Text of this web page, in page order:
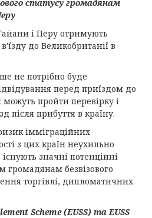
статусу громадянам
і Перу отримують
до Великобританії в
не потрібно буде
перед приїздом до
можуть пройти перевірку і
після прибуття в країну.
імміграційних
з цих країн неухильно
значні потенційні
безвізового
торгівлі, дипломатичних
Scheme (EUSS) таEUSS